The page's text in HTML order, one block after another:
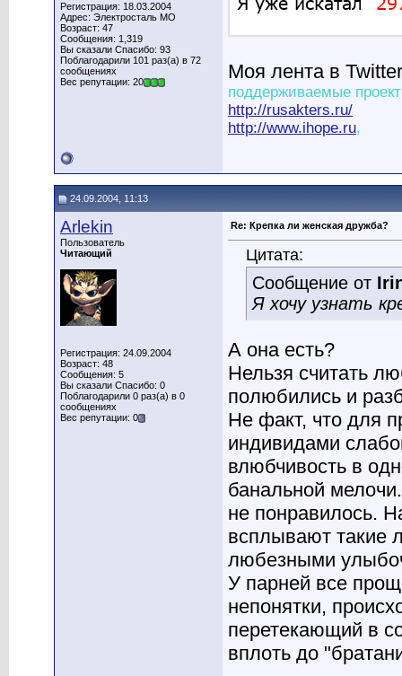
Регистрация: 18.03.2004
Адрес: Электросталь МО
Возраст: 47
Сообщения: 1,319
Вы сказали Спасибо: 93
Поблагодарили 101 раз(а) в 72
сообщениях
Вес репутации: 20
Моя лента в
поддерживаемые
http://rusakters.ru/
http://www.ihope.ru,
24.09.2004, 11:13
Arlekin
Пользователь
Читающий
Регистрация: 24.09.2004
Возраст: 48
Сообщения: 5
Вы сказали Спасибо: 0
Поблагодарили 0 раз(а) в 0
сообщениях
Вес репутации: 0
Re: Крепка ли женская дружба?
Цитата:
Сообщение от
Я хочу узнать
А она есть?
Нельзя считать
полюбились и
Не факт, что для
индивидами
влюбчивость в
банальной
не понравилось.
всплывают такие
любезными
У парней все
непонятки,
перетекающий в
вплоть до